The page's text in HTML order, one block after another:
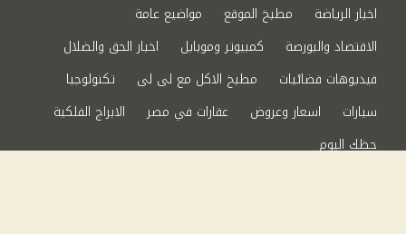
اخبار الرياضة
مطبخ الموقع
مواضيع عامة
الاقتصاد والبورصة
كمبيوتر وموبايل
اخبار الحق والضلال
فيديوهات فضائيات
مطبخ الاكل مع لى لى
تكنولوجيا
سيارات
اسعار وعروض عقارات في مصر
الابراج الفلكية
حظك اليوم